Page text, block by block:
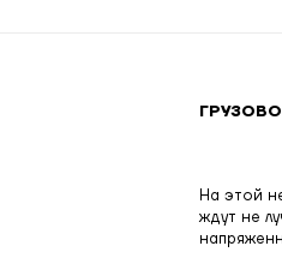
На этой
ждут не